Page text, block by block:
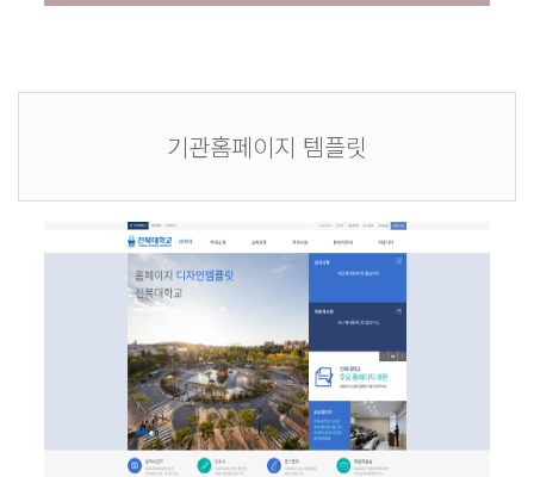
기관홈페이지 템플릿